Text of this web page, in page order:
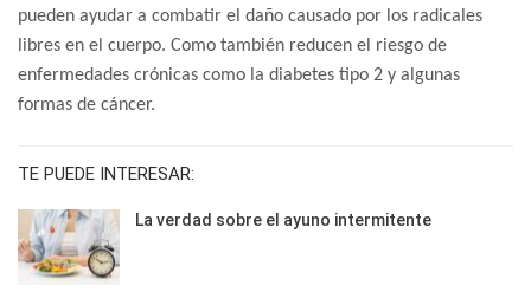
pueden ayudar a combatir el daño causado por los radicales
libres en el cuerpo. Como también reducen el riesgo de
enfermedades crónicas como la diabetes tipo 2 y algunas
formas de cáncer.
TE PUEDE INTERESAR:
La verdad sobre el ayuno intermitente